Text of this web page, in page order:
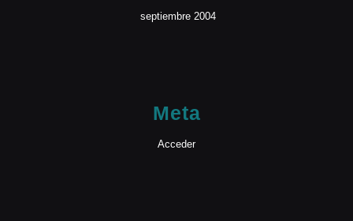
septiembre 2004
Meta
Acceder